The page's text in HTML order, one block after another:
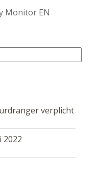
Monitor EN
verplicht
2022